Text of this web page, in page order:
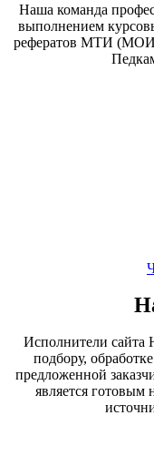
Наша команда
выполнением
рефератов МТИ
Исполнители сайта
подбору,
предложенной
является